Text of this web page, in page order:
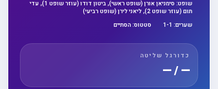
שופט:
סימניאן אורן (שופט ראשי), ביטון דודו (עוזר שופט 1), עדי
תום (עוזר שופט 2), ליאני לירן (שופט רביעי)
שערים:
1 -1 סטטוס:הסתיים
כדורגל שליטה
— / —